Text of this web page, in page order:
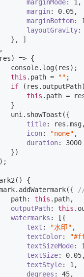
marginMode: 1 ,
margin: 0.05,
marginBottom:
layoutGravity
}, ]
=> {
console.log(res);
this .path = "" ;
if
this .path =
}
uni.showToast({
title:
icon: "none" ,
duration: 3000
})
{
//
path:
this .path,
outputPath: this
watermarks : [{
text : "水印" ,
textColor:
textSizeMode:
textSize: 0.05
textStyle: 1 ,
degrees : 45,